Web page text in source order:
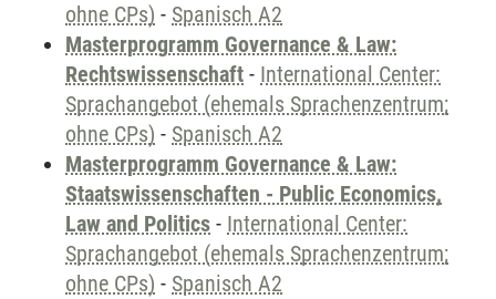
ohne CPs) - Spanisch A2
Masterprogramm Governance & Law:
Rechtswissenschaft - International Center:
Sprachangebot (ehemals Sprachenzentrum;
ohne CPs) - Spanisch A2
Masterprogramm Governance & Law:
Staatswissenschaften - Public Economics,
Law and Politics - International Center:
Sprachangebot (ehemals Sprachenzentrum;
ohne CPs) - Spanisch A2